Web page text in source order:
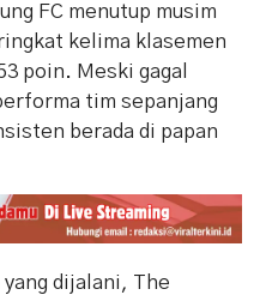
FC menutup musim
kelima klasemen
poin. Meski gagal
tim sepanjang
berada di papan
dijalani, The